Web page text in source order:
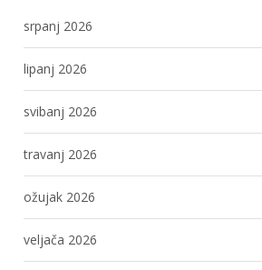
srpanj 2026
lipanj 2026
svibanj 2026
travanj 2026
ožujak 2026
veljača 2026